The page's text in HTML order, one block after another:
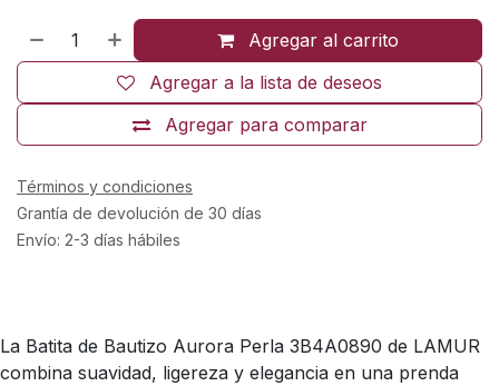
Agregar al carrito
Agregar para comparar
Agregar a la lista de deseos
Términos y condiciones
Grantía de devolución de 30 días
Envío: 2-3 días hábiles
La Batita de Bautizo Aurora Perla 3B4A0890 de LAMUR
combina suavidad, ligereza y elegancia en una prenda